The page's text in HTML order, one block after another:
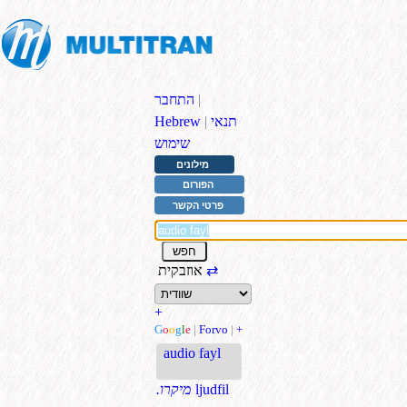
התחבר |
Hebrew | תנאי
שימוש
מילונים
הפורום
פרטי הקשר
⇄
+
Google | Forvo | +
audio fayl
.מיקרו ljudfil